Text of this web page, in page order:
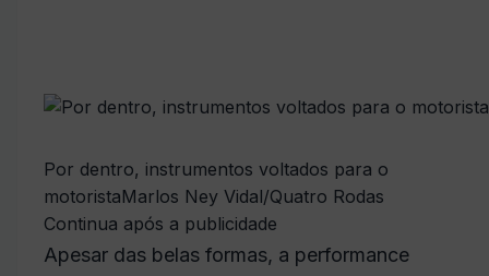
Por dentro, instrumentos voltados para o
motoristaMarlos Ney Vidal/Quatro Rodas
Continua após a publicidade
Apesar das belas formas, a performance